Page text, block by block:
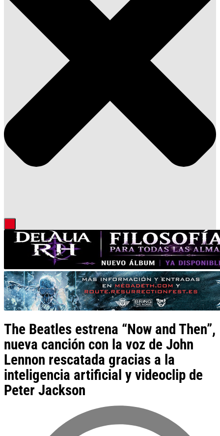
The Beatles estrena “Now and Then”,
nueva canción con la voz de John
Lennon rescatada gracias a la
inteligencia artificial y videoclip de
Peter Jackson